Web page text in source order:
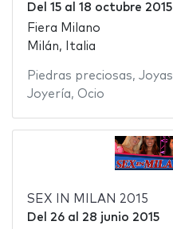
Del 15al 18 octubre 2015
Fiera Milano
Milán, Italia
Piedras preciosas, Joyas
Joyería, Ocio
SEX IN MILAN 2015
Del 26al 28 junio 2015